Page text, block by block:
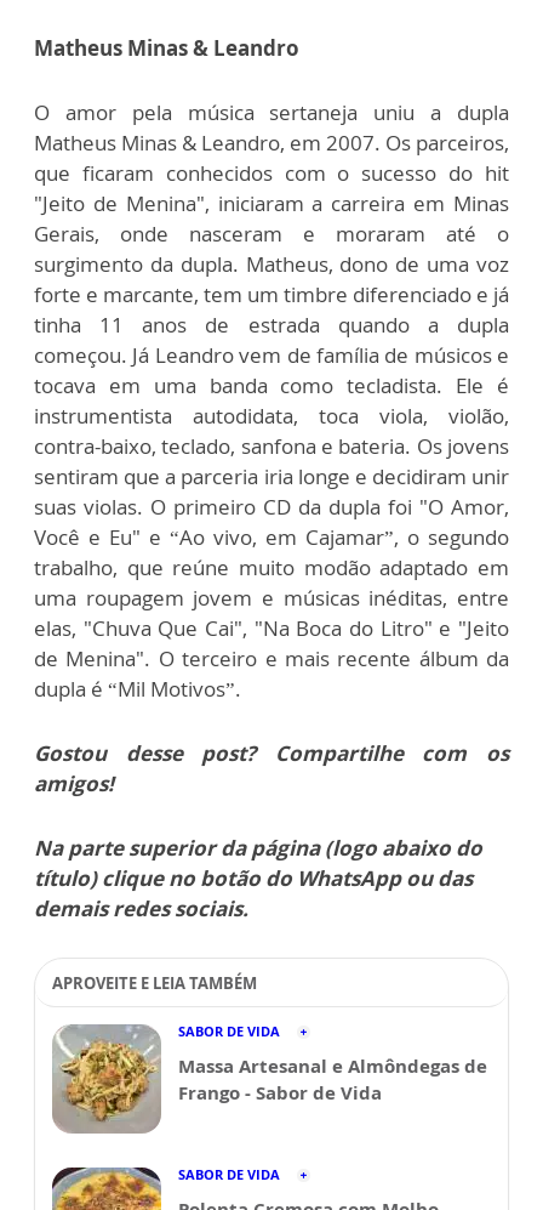
Matheus Minas & Leandro
O amor pela música sertaneja uniu a dupla
Matheus Minas & Leandro, em 2007. Os parceiros,
que ficaram conhecidos com o sucesso do hit
"Jeito de Menina", iniciaram a carreira em Minas
Gerais, onde nasceram e moraram até o
surgimento da dupla. Matheus, dono de uma voz
forte e marcante, tem um timbre diferenciado e já
tinha 11 anos de estrada quando a dupla
começou. Já Leandro vem de família de músicos e
tocava em uma banda como tecladista. Ele é
instrumentista autodidata, toca viola, violão,
contra-baixo, teclado, sanfona e bateria. Os jovens
sentiram que a parceria iria longe e decidiram unir
suas violas. O primeiro CD da dupla foi "O Amor,
Você e Eu" e “Ao vivo, em Cajamar”, o segundo
trabalho, que reúne muito modão adaptado em
uma roupagem jovem e músicas inéditas, entre
elas, "Chuva Que Cai", "Na Boca do Litro" e "Jeito
de Menina". O terceiro e mais recente álbum da
dupla é “Mil Motivos”.
Gostou desse post? Compartilhe com os
amigos!
Na parte superior da página (logo abaixo do
título) clique no botão do WhatsApp ou das
demais redes sociais.
APROVEITE E LEIA TAMBÉM
SABOR DE VIDA
Massa Artesanal e Almôndegas de
Frango - Sabor de Vida
SABOR DE VIDA